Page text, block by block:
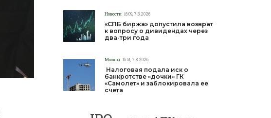
Новости 16:09, 7.8.2026
«СПБ биржа» допустила возврат
к вопросу о дивидендах через
два-три года
Москва 15:51, 7.8.2026
Налоговая подала иск о
банкротстве «дочки» ГК
«Самолет» и заблокировала ее
счета